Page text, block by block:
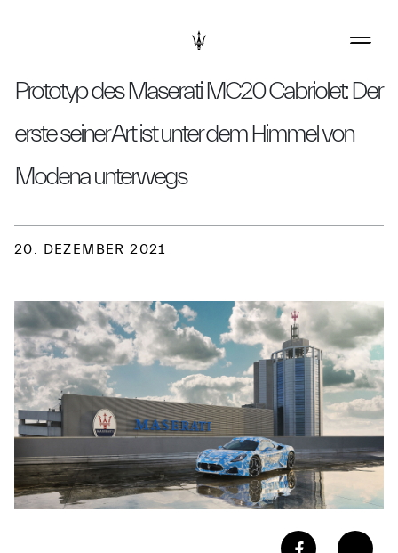
Prototyp des Maserati MC20 Cabriolet: Der
erste seiner Art ist unter dem Himmel von
Modena unterwegs
20. DEZEMBER 2021